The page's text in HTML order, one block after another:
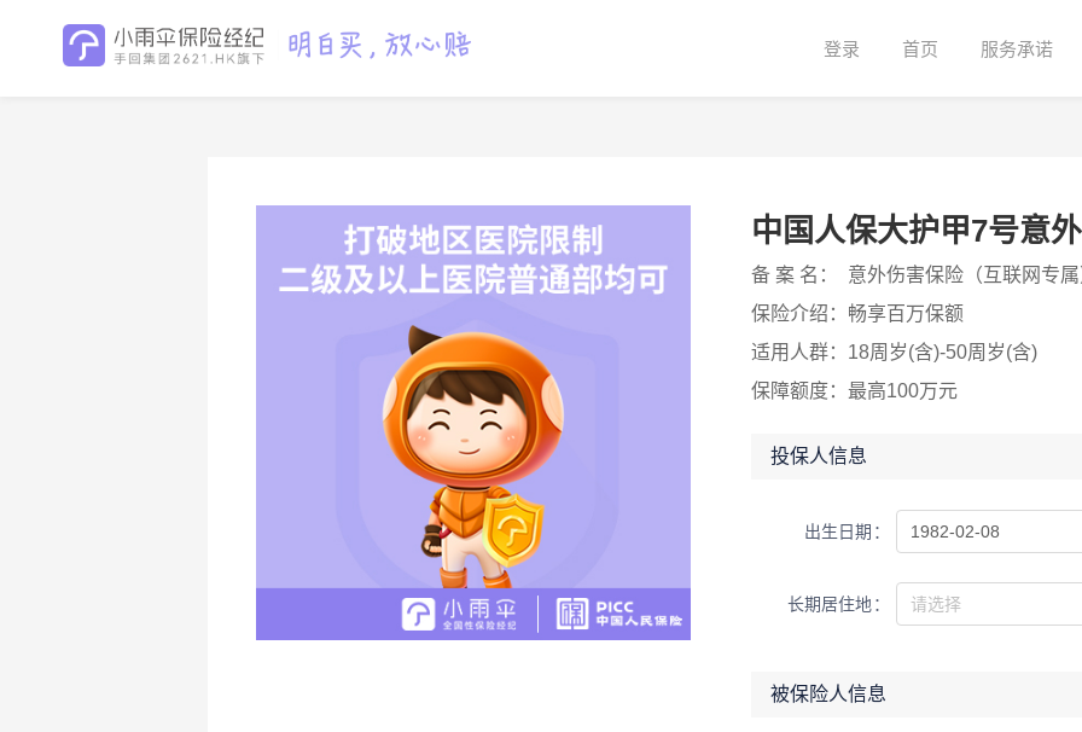
登录 首页 服务承诺
中国人保大护甲7号意外
备 案 名：
意外伤害保险（互联网专
保险介绍： 畅享百万保额
适用人群： 18周岁(含)-50周岁(含)
保障额度： 最高100万元
投保人信息
出生日期
长期居住地
被保险人信息